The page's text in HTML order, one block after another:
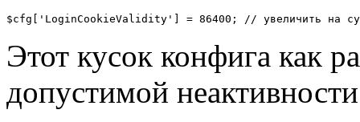
$cfg['LoginCookieValidity'] = 86400; // увеличить на
Этот кусок конфига как
допустимой